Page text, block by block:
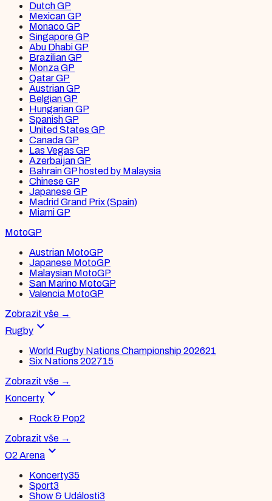
Dutch GP
Mexican GP
Monaco GP
Singapore GP
Abu Dhabi GP
Brazilian GP
Monza GP
Qatar GP
Austrian GP
Belgian GP
Hungarian GP
Spanish GP
United States GP
Canada GP
Las Vegas GP
Azerbaijan GP
Bahrain GP hosted by Malaysia
Chinese GP
Japanese GP
Madrid Grand Prix (Spain)
Miami GP
MotoGP
Austrian MotoGP
Japanese MotoGP
Malaysian MotoGP
San Marino MotoGP
Valencia MotoGP
Zobrazit vše →
Rugby expand_more
World Rugby Nations Championship 202621
Six Nations 202715
Zobrazit vše →
Koncerty expand_more
Rock & Pop2
Zobrazit vše →
O2 Arena expand_more
Koncerty35
Sport3
Show & Události3